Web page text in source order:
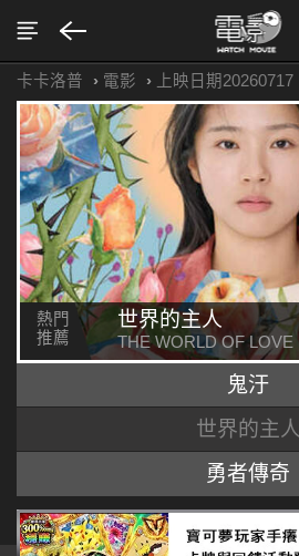
卡卡洛普 › 電影 › 上映日期20260717
熱門
推薦
世界的主人
THE WORLD OF LOVE
鬼汙
世界的主人
勇者傳奇